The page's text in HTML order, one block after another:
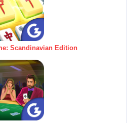
Scandinavian Edition